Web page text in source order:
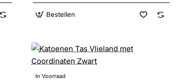
Bestellen
In Voorraad